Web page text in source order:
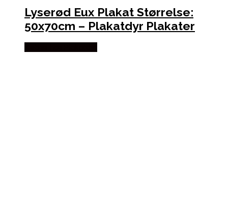
Lyserød Eux Plakat Størrelse:
50x70cm – Plakatdyr Plakater